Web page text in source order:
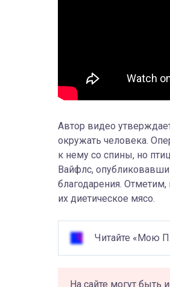
Автор видео
окружать человека.
к нему со спины, но
Вайфлс,
благодарения.
их диетическое мясо.
Читайте «Мою
На сайте могут быть